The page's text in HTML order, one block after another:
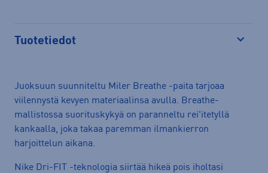
Tuotetiedot
Juoksuun suunniteltu Miler Breathe -paita tarjoaa
viilennystä kevyen materiaalinsa avulla. Breathe-
mallistossa suorituskykyä on paranneltu rei'itetyllä
kankaalla, joka takaa paremman ilmankierron
harjoittelun aikana.
Nike Dri-FIT -teknologia siirtää hikeä pois iholtasi